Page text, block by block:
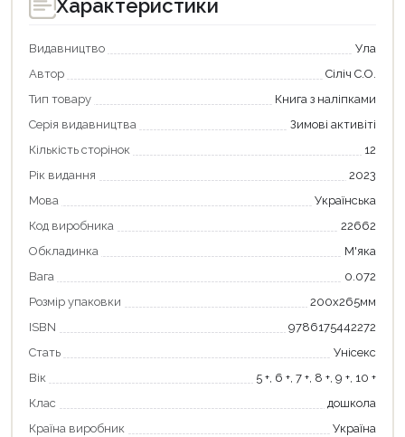
Характеристики
Видавництво
Ула
Автор
Сіліч С.О.
Тип товару
Книга з наліпками
Серія видавництва
Зимові активіті
Кількість сторінок
12
Рік видання
2023
Мова
Українська
Код виробника
22662
Обкладинка
М'яка
Вага
0.072
Розмір упаковки
200х265мм
ISBN
9786175442272
Стать
Унісекс
Вік
5 +, 6 +, 7 +, 8 +, 9 +, 10 +
Клас
дошкола
Країна виробник
Україна
Оформити замовлення